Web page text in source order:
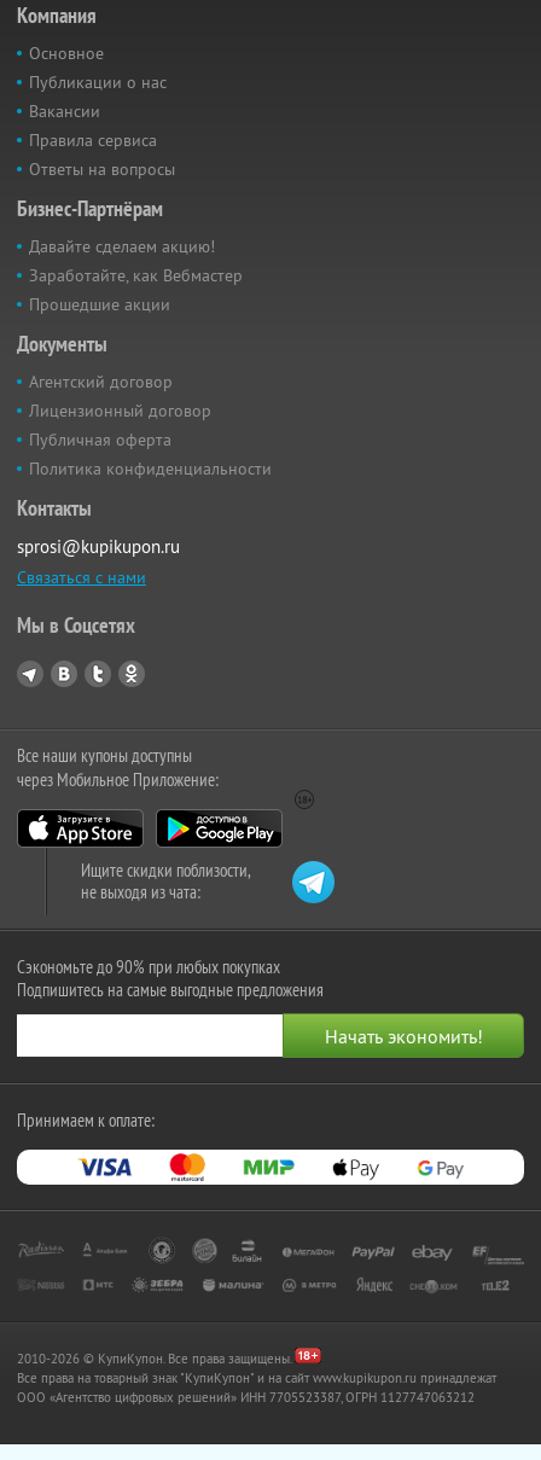
Компания
Основное
Публикации о нас
Вакансии
Правила сервиса
Ответы на вопросы
Бизнес-Партнёрам
Давайте сделаем акцию!
Заработайте, как Вебмастер
Прошедшие акции
Документы
Агентский договор
Лицензионный договор
Публичная оферта
Политика конфиденциальности
Контакты
sprosi@kupikupon.ru
Связаться с нами
Мы в Соцсетях
Все наши купоны доступны
через Мобильное Приложение:
Ищите скидки поблизости,
не выходя из чата:
Сэкономьте до 90% при любых покупках
Подпишитесь на самые выгодные предложения
Принимаем к оплате:
2010-2026 © КупиКупон. Все права защищены.
Все права на товарный знак "КупиКупон" и на сайт www.kupikupon.ru принадлежат
OOO «Агентство цифровых решений» ИНН 7705523387, ОГРН 1127747063212